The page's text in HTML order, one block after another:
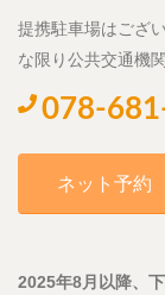
提携駐車場はござ
な限り公共交通機
078-
ネット予約
2025年8月以降、